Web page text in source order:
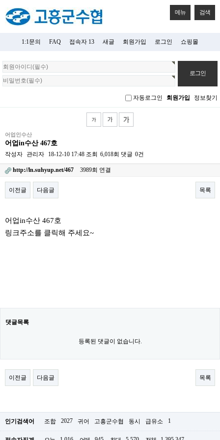
메뉴 검색
1:1문의 FAQ 접속자 13 새글 회원가입 로그인 쇼핑몰
회
원
로
자동로그인 회원가입 정보찾기
어업인수산
어업in수산 467호
작성자 관리자 18-12-10 17:48 조회 6,018회 댓글 0건
http://ln.suhyup.net/467 3989회 연결
이전글 다음글 목록
어업in수산 467호
링크주소를 클릭해 주세요~
댓글목록
등록된 댓글이 없습니다.
이전글 다음글 목록
인기검색어 조합 2027 귀어 고흥군수협 동시 급유소 1